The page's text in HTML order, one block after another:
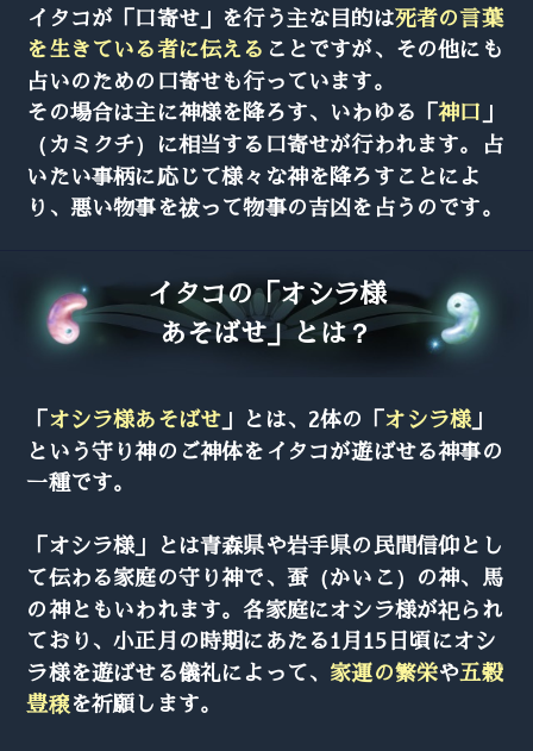
イタコが「口寄せ」を行う主な目的は死者の言葉
を生きている者に伝える ことですが、その他にも
占いのための口寄せも行っています。
その場合は主に神様を降ろす、いわゆる「神口 」
（カミクチ）に相当する口寄せが行われます。占
いたい事柄に応じて様々な神を降ろすことによ
り、悪い物事を祓って物事の吉凶を占うのです。
イタコの「オシラ様
あそばせ」とは？
「オシラ様あそばせ 」とは、2体の「オシラ様」
という守り神のご神体をイタコが遊ばせる神事の
一種です。
「オシラ様」とは青森県や岩手県の民間信仰とし
て伝わる家庭の守り神で、蚕（かいこ）の神、馬
の神ともいわれます。各家庭にオシラ様が祀られ
ており、小正月の時期にあたる1月15日頃にオシ
ラ様を遊ばせる儀礼によって、 家運の繁栄や五穀
豊穣を祈願します。